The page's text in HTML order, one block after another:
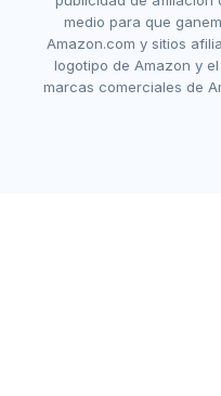
medio para que
Amazon.com y sitios
logotipo de Amazon y
marcas comerciales de